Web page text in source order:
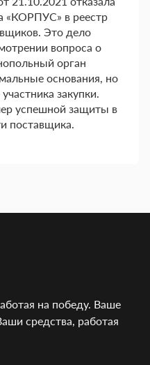
«КОРПУС» в реестр
Это дело
вопроса о
орган
основания, но
закупки.
успешной защиты в
поставщика.
на победу. Ваше
средства, работая